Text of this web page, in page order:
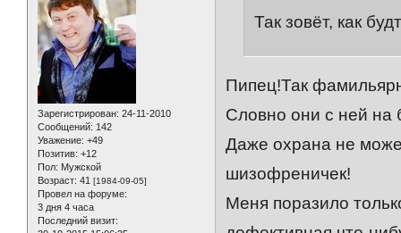
Зарегистрирован: 24-11-2010
Сообщений: 142
Уважение: +49
Позитив: +12
Пол: Мужской
Возраст: 41 [1984-09-05]
Провел на форуме:
3 дня 4 часа
Последний визит:
Так зовёт, как
Пипец!Так
Словно они с ней на
Даже охрана не
шизофреничек!
Меня поразило